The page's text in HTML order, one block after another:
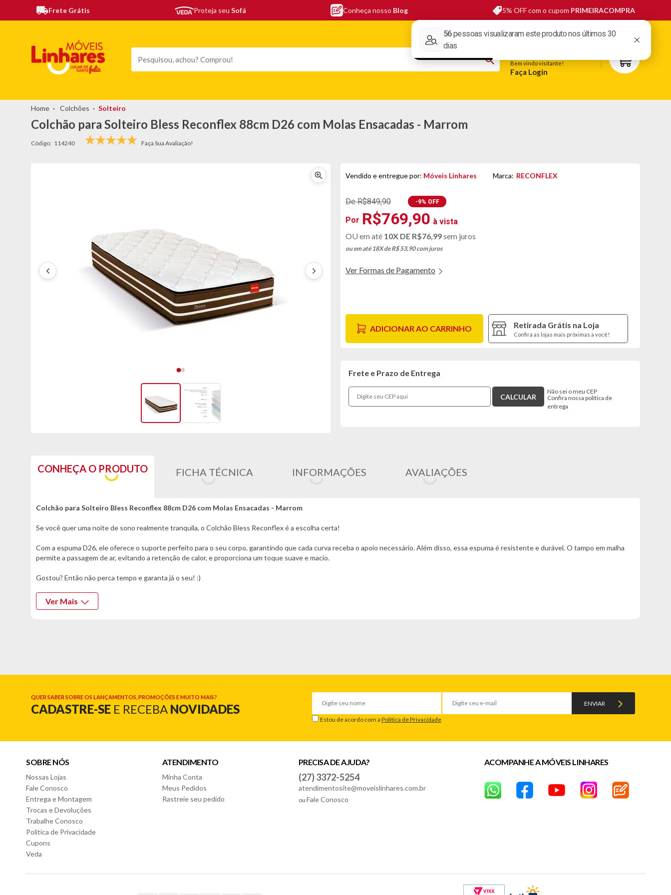
Frete Grátis Proteja seu Sofá Conheça nosso Blog 5% OFF com o cupom PRIMEIRACOMPRA
Bem vindo visitante!
Faça Login
Colchões Solteiro
Colchão para Solteiro Bless Reconflex 88cm D26 com Molas Ensacadas - Marrom
Código: 114240
Vendido e entregue por: Móveis Linhares Marca: RECONFLEX
De R$849,90
R$769,90
-9% OFF
10X DE R$76,99sem juros
ou em até 18X de R$ 53,90com juros
Ver Formas de Pagamento
ADICIONAR AO CARRINHO Retirada Grátis na Loja
Confira as lojas mais próximas a você!
Frete e Prazo de Entrega
Não sei o meu CEP
Confira nossa política de
entrega
CONHEÇA O PRODUTO FICHA TÉCNICA INFORMAÇÕES AVALIAÇÕES
Colchão para Solteiro Bless Reconflex 88cm D26 com Molas Ensacadas - Marrom
Se você quer uma noite de sono realmente tranquila, o Colchão Bless Reconflex é a escolha certa!
Com a espuma D26, ele oferece o suporte perfeito para o seu corpo, garantindo que cada curva receba o apoio necessário. Além disso, essa espuma é resistente e durável. O tampo em malha
permite a passagem de ar, evitando a retenção de calor, e proporciona um toque suave e macio.
Gostou? Então não perca tempo e garanta já o seu! :)
Informações Técnicas:
- Marca: Reconflex
Características Colchão:
- Pillow Top
- Mola ensacada
- Largura: 88cm
- Profundidade: 188cm
Garantia do fornecedor: 3 meses (Se conter vidro ou espelho danificado/quebrado, o prazo para solicitar a troca é de até 7 dias corridos após a data da entrega)
Ver Mais
QUER SABER SOBRE OS LANÇAMENTOS, PROMOÇÕES E MUITO MAIS?
CADASTRE-SE E RECEBA NOVIDADES ENVIAR
Estou de acordo com a Política de Privacidade
SOBRE NÓS
Nossas Lojas
Fale Conosco
Entrega e Montagem
Trocas e Devoluções
Trabalhe Conosco
Política de Privacidade
Cupons
Veda
ATENDIMENTO
Minha Conta
Meus Pedidos
Rastreie seu pedido
PRECISA DE AJUDA?
(27) 3372-5254
atendimentosite@moveislinhares.com.br
ou Fale Conosco
ACOMPANHE A MÓVEIS LINHARES